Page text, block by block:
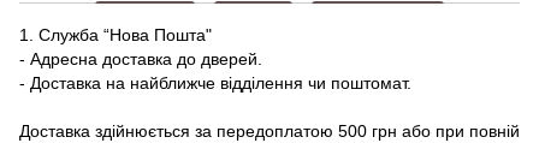
1. Служба “Нова Пошта"
- Адресна доставка до дверей.
- Доставка на найближче відділення чи поштомат.
Доставка здійнюється за передоплатою 500 грн або при повній